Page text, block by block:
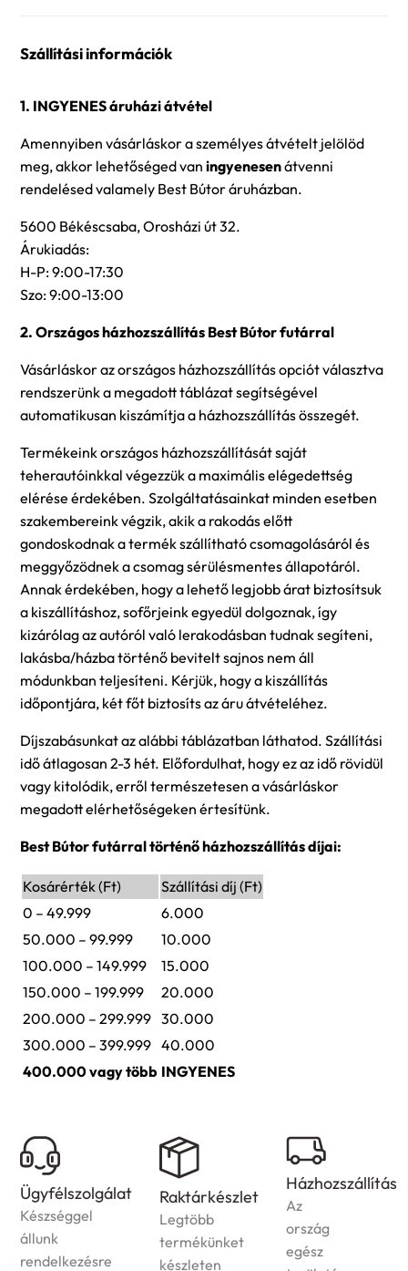
Szállítási információk
1. INGYENES áruházi átvétel
Amennyiben vásárláskor a személyes átvételt jelölöd
meg, akkor lehetőséged van ingyenesenátvenni
rendelésed valamely Best Bútor áruházban.
5600 Békéscsaba, Orosházi út 32.
Árukiadás:
H-P: 9:00-17:30
Szo: 9:00-13:00
2. Országos házhozszállítás Best Bútor futárral
Vásárláskor az országos házhozszállítás opciót választva
rendszerünk a megadott táblázat segítségével
automatikusan kiszámítja a házhozszállítás összegét.
Termékeink országos házhozszállítását saját
teherautóinkkal végezzük a maximális elégedettség
elérése érdekében. Szolgáltatásainkat minden esetben
szakembereink végzik, akik a rakodás előtt
gondoskodnak a termék szállítható csomagolásáról és
meggyőzödnek a csomag sérülésmentes állapotáról.
Annak érdekében, hogy a lehető legjobb árat biztosítsuk
a kiszállításhoz, sofőrjeink egyedül dolgoznak, így
kizárólag az autóról való lerakodásban tudnak segíteni,
lakásba/házba történő bevitelt sajnos nem áll
módunkban teljesíteni. Kérjük, hogy a kiszállítás
időpontjára, két főt biztosíts az áru átvételéhez.
Díjszabásunkat az alábbi táblázatban láthatod. Szállítási
idő átlagosan 2-3 hét. Előfordulhat, hogy ez az idő rövidül
vagy kitolódik, erről természetesen a vásárláskor
megadott elérhetőségeken értesítünk.
Best Bútor futárral történő házhozszállítás díjai:
Kosárérték (Ft)
Szállítási díj (Ft)
0 – 49.999
6.000
50.000 – 99.999
10.000
100.000 – 149.999
15.000
150.000 – 199.999
20.000
200.000 – 299.999 30.000
300.000 – 399.999 40.000
400.000 vagy több INGYENES
Ügyfélszolgálat
Készséggel
állunk
rendelkezésre
Raktárkészlet
Legtöbb
termékünket
készleten
Házhozszállítás
Az
ország
egész